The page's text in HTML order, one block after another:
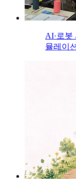
AI·로
뮬레이션